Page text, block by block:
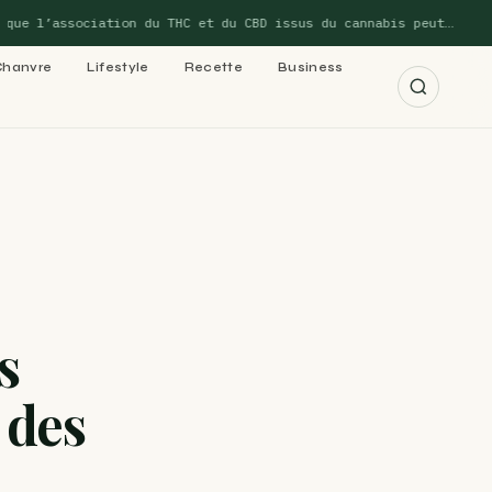
l’association du THC et du CBD issus du cannabis peut…
Lifestyle Recette Business
: le